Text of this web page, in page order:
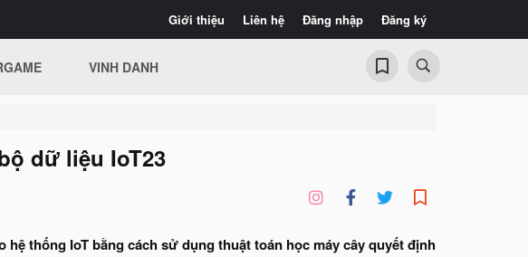
Giới thiệu Liên hệ Đăng nhập Đăng ký
VINH DANH
dữ liệu IoT23
thống IoT bằng cách sử dụng thuật toán học máy cây quyết định